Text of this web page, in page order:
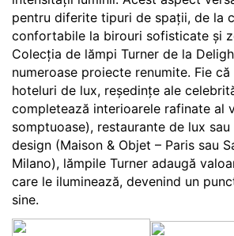
pentru diferite tipuri de spații, de la
confortabile la birouri sofisticate și
Colecția de lămpi Turner de la
numeroase proiecte renumite. Fie
hoteluri de lux, reședințe ale
completează interioarele rafinate al
somptuoase), restaurante de lux
design (Maison & Objet – Paris sau
Milano), lămpile Turner adaugă
care le iluminează, devenind un
sine.